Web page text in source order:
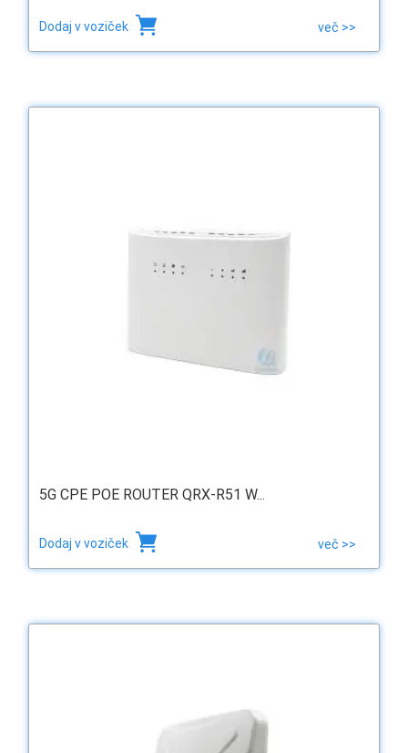
Dodaj v voziček več >>
5G CPE POE ROUTER QRX-R51 W...
Dodaj v voziček več >>